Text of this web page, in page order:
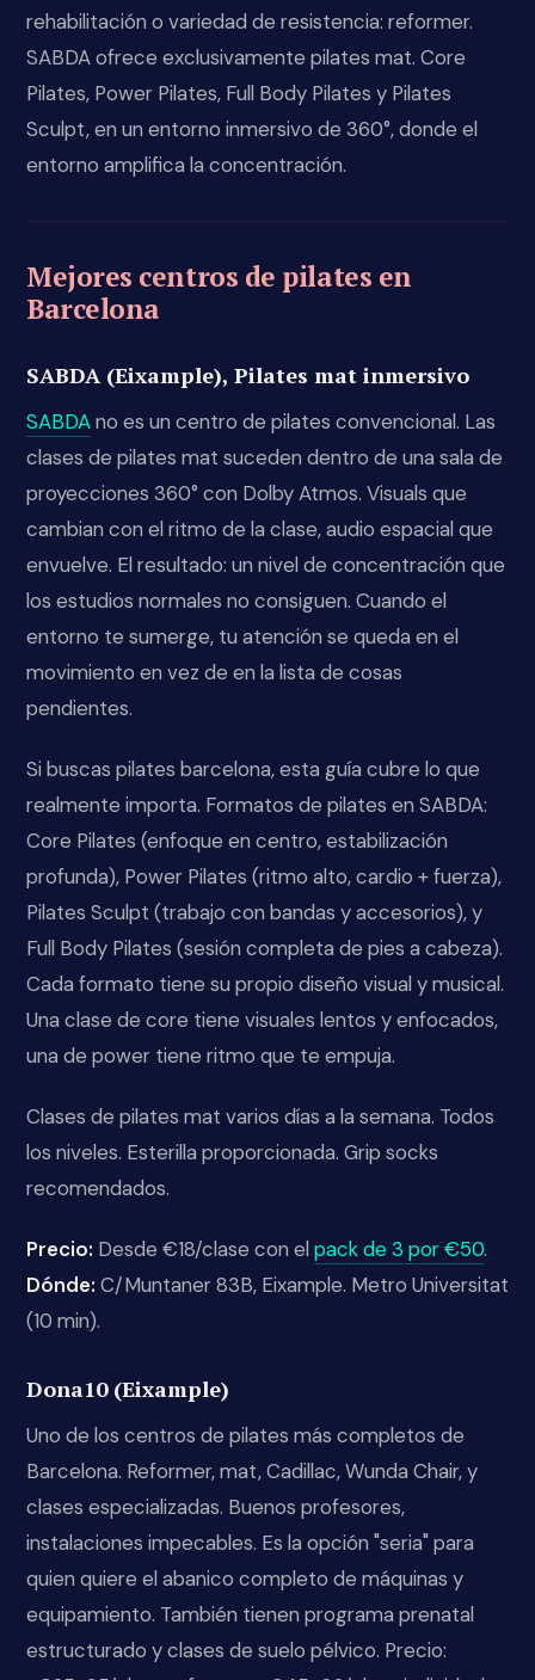
rehabilitación o variedad de resistencia: reformer.
SABDA ofrece exclusivamente pilates mat. Core
Pilates, Power Pilates, Full Body Pilates y Pilates
Sculpt, en un entorno inmersivo de 360°, donde el
entorno amplifica la concentración.
Mejores centros de pilates en
Barcelona
SABDA (Eixample), Pilates mat inmersivo
SABDAno es un centro de pilates convencional. Las
clases de pilates mat suceden dentro de una sala de
proyecciones 360° con Dolby Atmos. Visuals que
cambian con el ritmo de la clase, audio espacial que
envuelve. El resultado: un nivel de concentración que
los estudios normales no consiguen. Cuando el
entorno te sumerge, tu atención se queda en el
movimiento en vez de en la lista de cosas
pendientes.
Si buscas pilates barcelona, esta guía cubre lo que
realmente importa. Formatos de pilates en SABDA:
Core Pilates (enfoque en centro, estabilización
profunda), Power Pilates (ritmo alto, cardio + fuerza),
Pilates Sculpt (trabajo con bandas y accesorios), y
Full Body Pilates (sesión completa de pies a cabeza).
Cada formato tiene su propio diseño visual y musical.
Una clase de core tiene visuales lentos y enfocados,
una de power tiene ritmo que te empuja.
Clases de pilates mat varios días a la semana. Todos
los niveles. Esterilla proporcionada. Grip socks
recomendados.
Precio: Desde €18/clase con el pack de 3 por €50.
Dónde: C/Muntaner 83B, Eixample. Metro Universitat
(10 min).
Dona10 (Eixample)
Uno de los centros de pilates más completos de
Barcelona. Reformer, mat, Cadillac, Wunda Chair, y
clases especializadas. Buenos profesores,
instalaciones impecables. Es la opción "seria" para
quien quiere el abanico completo de máquinas y
equipamiento. También tienen programa prenatal
estructurado y clases de suelo pélvico. Precio: